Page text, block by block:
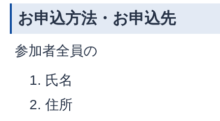
お申込方法・お申込先
参加者全員の
氏名
住所